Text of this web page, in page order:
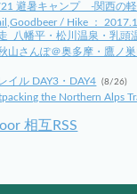
避暑キャンプ -関西の
/ Hike ：
_八幡平・松川温泉・乳頭
山さんぽ＠奥多摩・鷹ノ
イル DAY3・DAY4 (8/26)
the Northern Alps
相互RSS